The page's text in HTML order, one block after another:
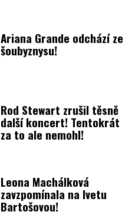
Ariana Grande odchází ze
šoubyznysu!
Rod Stewart zrušil těsně
další koncert! Tentokrát
za to ale nemohl!
Leona Machálková
zavzpomínala na Ivetu
Bartošovou!